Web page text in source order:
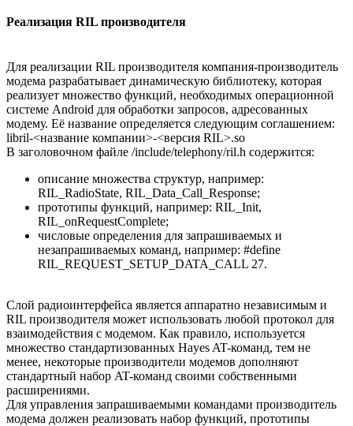
Реализация RIL производителя
Для реализации RIL производителя компания-производитель
модема разрабатывает динамическую библиотеку, которая
реализует множество функций, необходимых операционной
системе Android для обработки запросов, адресованных
модему. Её название определяется следующим соглашением:
libril-<название компании>-<версия RIL>.so
В заголовочном файле /include/telephony/ril.h содержится:
описание множества структур, например:
RIL_RadioState, RIL_Data_Call_Response;
прототипы функций, например: RIL_Init,
RIL_onRequestComplete;
числовые определения для запрашиваемых и
незапрашиваемых команд, например: #define
RIL_REQUEST_SETUP_DATA_CALL 27.
Слой радиоинтерфейса является аппаратно независимым и
RIL производителя может использовать любой протокол для
взаимодействия с модемом. Как правило, используется
множество стандартизованных Hayes AT-команд, тем не
менее, некоторые производители модемов дополняют
стандартный набор AT-команд своими собственными
расширениями.
Для управления запрашиваемыми командами производитель
модема должен реализовать набор функций, прототипы